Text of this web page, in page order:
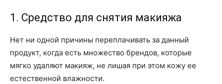
1. Средство для снятия макияжа
Нет ни одной причины переплачивать за данный
продукт, когда есть множество брендов, которые
мягко удаляют макияж, не лишая при этом кожу ее
естественной влажности.